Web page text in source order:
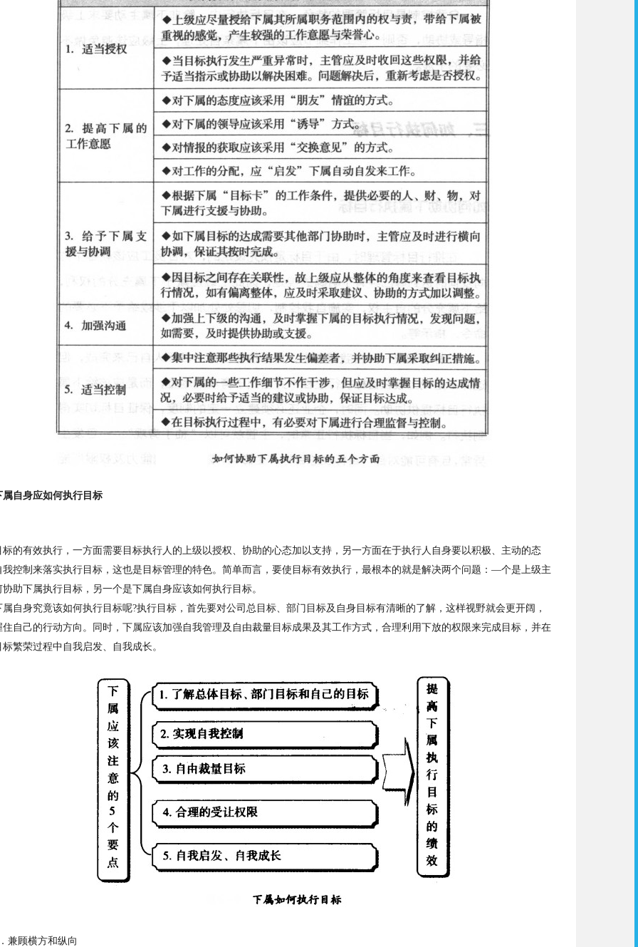
属自身应如何执行目标
标的有效执行，一方面需要目标执行人的上级以授权、协助的心态加以支持，另一方面在于执行人自身要以积极、主动的态
我控制来落实执行目标，这也是目标管理的特色。简单而言，要使目标有效执行，最根本的就是解决两个问题：—个是上级主
助下属执行目标，另一个是下属自身应该如何执行目标。
属自身究竟该如何执行目标呢?执行目标，首先要对公司总目标、 部门目标及自身目标有清晰的了解，这样视野就会更开阔，
住自己的行动方向。同时，下属应该加强自我管理及自由裁量目标成果及其工作方式，合理利 用下放的权限来完成目标，并在
标繁荣过程中自我启发、自我成长。
兼顾横方和纵向